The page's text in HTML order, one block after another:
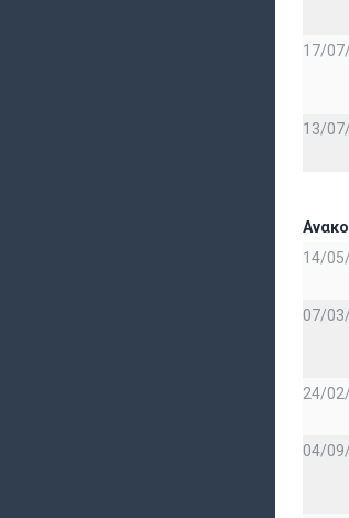
17/
13/
14/
07/
24/
04/